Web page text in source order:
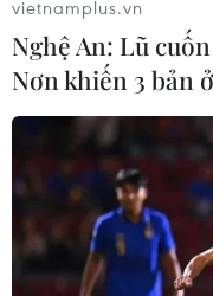
Mexico lên
đũa thuế quan
06/06/2019 00:22
vietnamplus.vn
Nghệ An: Lũ
Nơn khiến 3 bản